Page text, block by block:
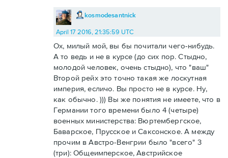
kosmodesantnick
April 17 2016, 21:35:59 UTC
Ох, милый мой, вы бы почитали чего-нибудь.
А то ведь и не в курсе (до сих пор. Стыдно,
молодой человек, очень стыдно), что "ваш"
Второй рейх это точно такая же лоскутная
империя, есличо. Вы просто не в курсе. Ну,
как обычно. ))) Вы же понятия не имеете, что в
Германии того времени было 4 (четыре)
военных министерства: Вюртембергское,
Баварское, Прусское и Саксонское. А между
прочим в Австро-Венгрии было "всего" 3
(три): Общеимперское, Австрийское